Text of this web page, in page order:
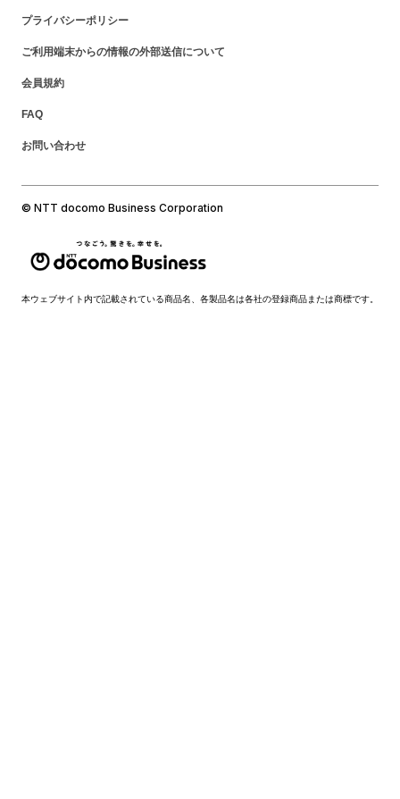
プライバシーポリシー
ご利用端末からの情報の外部送信について
会員規約
FAQ
お問い合わせ
© NTT docomo Business Corporation
本ウェブサイト内で記載されている商品名、各製品名は各社の登録商品または商標です。